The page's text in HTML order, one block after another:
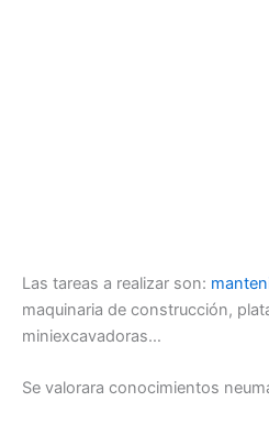
Las tareas a realizar son:
maquinaria de construcción,
miniexcavadoras…
Se valorara conocimientos